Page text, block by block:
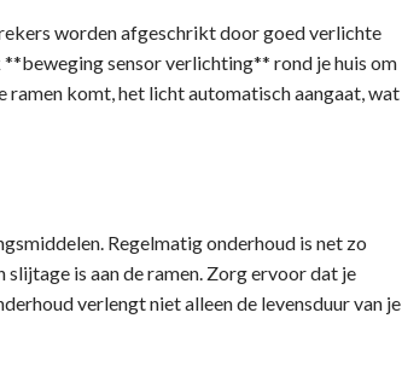
worden afgeschrikt door goed verlichte
sensor verlichting** rond je huis om
komt, het licht automatisch aangaat, wat
Regelmatig onderhoud is net zo
is aan de ramen. Zorg ervoor dat je
verlengt niet alleen de levensduur van je